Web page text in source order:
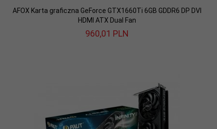
AFOX Karta graficzna GeForce GTX1660Ti 6GB GDDR6 DP DVI
HDMI ATX Dual Fan
960,01 PLN